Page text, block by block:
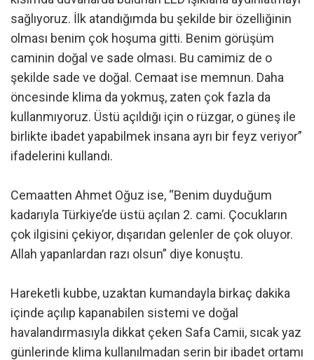
sağlıyoruz. İlk atandığımda bu şekilde bir özelliğinin
olması benim çok hoşuma gitti. Benim görüşüm
caminin doğal ve sade olması. Bu camimiz de o
şekilde sade ve doğal. Cemaat ise memnun. Daha
öncesinde klima da yokmuş, zaten çok fazla da
kullanmıyoruz. Üstü açıldığı için o rüzgar, o güneş ile
birlikte ibadet yapabilmek insana ayrı bir feyz veriyor”
ifadelerini kullandı.
Cemaatten Ahmet Oğuz ise, “Benim duyduğum
kadarıyla Türkiye’de üstü açılan 2. cami. Çocukların
çok ilgisini çekiyor, dışarıdan gelenler de çok oluyor.
Allah yapanlardan razı olsun” diye konuştu.
Hareketli kubbe, uzaktan kumandayla birkaç dakika
içinde açılıp kapanabilen sistemi ve doğal
havalandırmasıyla dikkat çeken Safa Camii, sıcak yaz
günlerinde klima kullanılmadan serin bir ibadet ortamı